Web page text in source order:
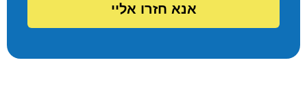
אנא חזרו אליי